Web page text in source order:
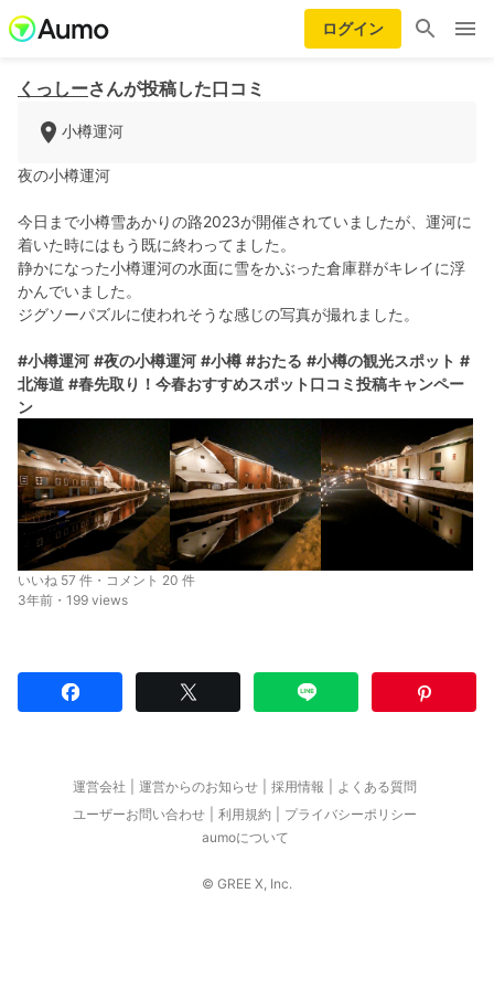
ログイン
くっしーさんが投稿した口コミ
小樽運河
夜の小樽運河
今日まで小樽雪あかりの路2023が開催されていましたが、運河に
着いた時にはもう既に終わってました。
静かになった小樽運河の水面に雪をかぶった倉庫群がキレイに浮
かんでいました。
ジグソーパズルに使われそうな感じの写真が撮れました。
#小樽運河 #夜の小樽運河 #小樽 #おたる #小樽の観光スポット #
北海道 #春先取り！今春おすすめスポット口コミ投稿キャンペー
ン
いいね 57 件・コメント 20 件
3年前・199 views
運営会社 運営からのお知らせ 採用情報
よくある質問
ユーザーお問い合わせ
利用規約
プライバシーポリシー
aumoについて
© GREE X, Inc.